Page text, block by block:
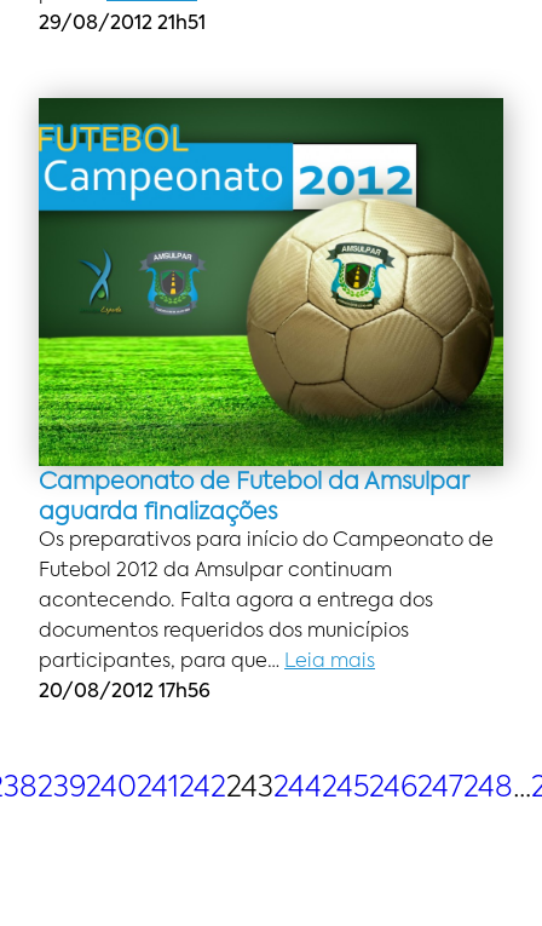
29/08/2012 21h51
Campeonato de Futebol da Amsulpar
aguarda finalizações
Os preparativos para início do Campeonato de
Futebol 2012 da Amsulpar continuam
acontecendo. Falta agora a entrega dos
documentos requeridos dos municípios
participantes, para que… Leia mais
20/08/2012 17h56
239240241 242243244245246247248…